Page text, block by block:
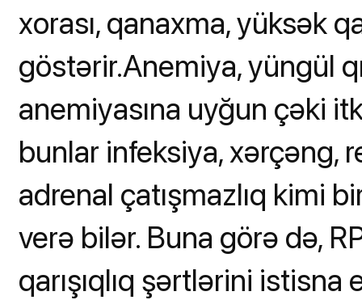
xorası, qanaxma, yüksək
göstərir.Anemiya, yüngül
anemiyasına uyğun çəki
bunlar infeksiya, xərçəng,
adrenal çatışmazlıq kimi
verə bilər. Buna görə də,
qarışıqlıq şərtlərini